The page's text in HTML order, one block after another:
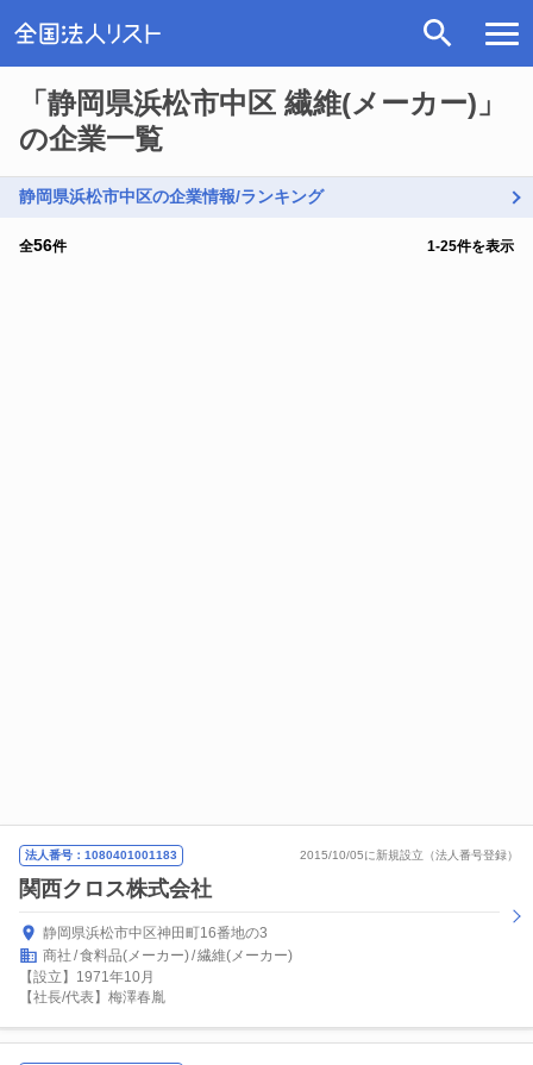
「静岡県浜松市中区 繊維(メーカー)」
の企業一覧
静岡県浜松市中区の企業情報/ランキング
全56件 1-25件を表示
法人番号：1080401001183 2015/10/05に新規設立（法人番号登録）
関西クロス株式会社
静岡県浜松市中区神田町16番地の3
商社 食料品(メーカー) 繊維(メーカー)
【設立】1971年10月
【社長/代表】梅澤春胤